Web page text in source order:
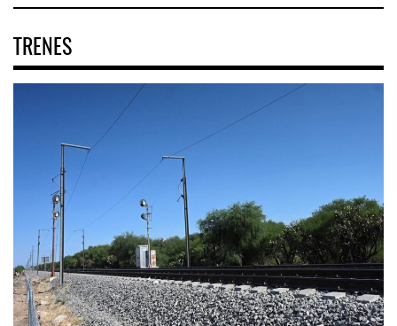
TRENES